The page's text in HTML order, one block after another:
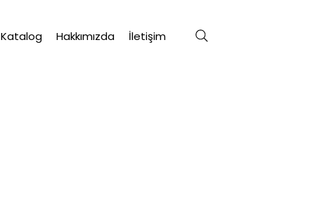
Katalog Hakkımızda İletişim